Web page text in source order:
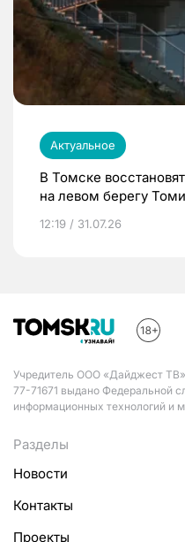
Актуальное
В Томске
на левом берегу Томи
12:19 / 31.07.26
Учредитель ООО «Дайджест
77-71671 выдано Федеральной
информационных технологий и
Разделы
Новости
Контакты
Проекты